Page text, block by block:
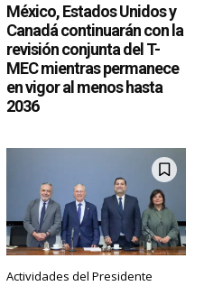
México, Estados Unidos y
Canadá continuarán con la
revisión conjunta del T-
MEC mientras permanece
en vigor al menos hasta
2036
Actividades del Presidente